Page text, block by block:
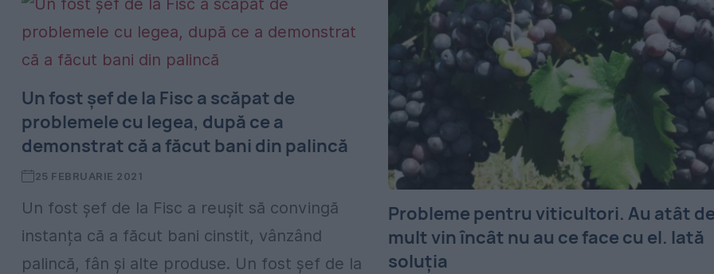
Un fost șef de la Fisc a scăpat de
problemele cu legea, după ce a
demonstrat că a făcut bani din palincă
25 FEBRUARIE 2021
Un fost șef de la Fisc a reușit să convingă
instanța că a făcut bani cinstit, vânzând
palincă, fân și alte produse. Un fost șef de la
Probleme pentru viticultori. Au atât
mult vin încât nu au ce face cu el. Iată
soluția